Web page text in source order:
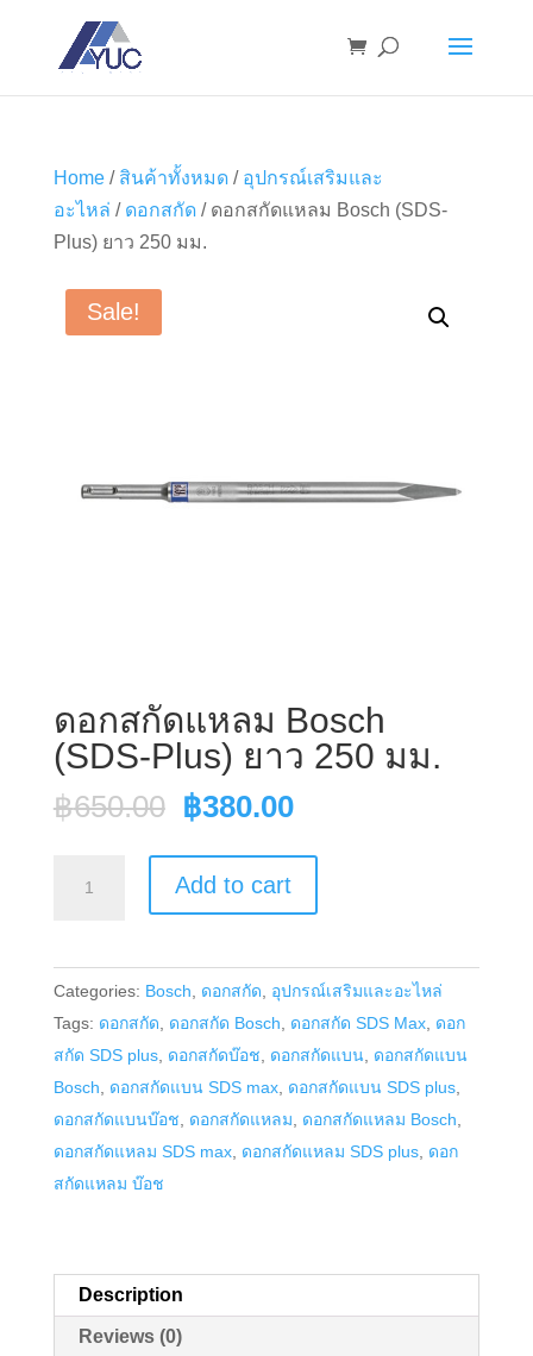
Home/ สินค้าทั้งหมด/ อุปกรณ์เสริมและ
อะไหล่ / ดอกสกัด/ ดอกสกัดแหลม Bosch (SDS-
Plus) ยาว 250 มม.
Sale!
ดอกสกัดแหลม Bosch
(SDS-Plus) ยาว 250 มม.
฿650.00 Original
was:
฿650.00.
฿380.00Current
is:
฿380.00.
Bosch
(SDS-
Plus)
ยาว
250
มม.
quantity
Add to cart
Categories: Bosch, ดอกสกัด, อุปกรณ์เสริมและอะไหล่
Tags: ดอกสกัด, ดอกสกัด Bosch, ดอกสกัด SDS Max, ดอก
สกัด SDS plus, ดอกสกัดบ๊อช, ดอกสกัดแบน, ดอกสกัดแบน
Bosch, ดอกสกัดแบน SDS max, ดอกสกัดแบน SDS plus,
ดอกสกัดแบนบ๊อช, ดอกสกัดแหลม, ดอกสกัดแหลม Bosch,
ดอกสกัดแหลม SDS max, ดอกสกัดแหลม SDS plus, ดอก
สกัดแหลม บ๊อช
Description
Reviews (0)